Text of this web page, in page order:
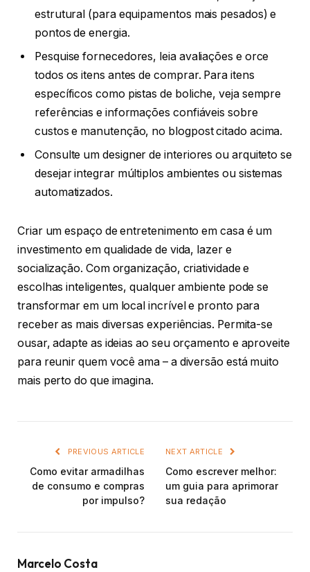
estrutural (para equipamentos mais pesados) e
pontos de energia.
Pesquise fornecedores, leia avaliações e orce
todos os itens antes de comprar. Para itens
específicos como pistas de boliche, veja sempre
referências e informações confiáveis sobre
custos e manutenção, no blogpost citado acima.
Consulte um designer de interiores ou arquiteto se
desejar integrar múltiplos ambientes ou sistemas
automatizados.
Criar um espaço de entretenimento em casa é um
investimento em qualidade de vida, lazer e
socialização. Com organização, criatividade e
escolhas inteligentes, qualquer ambiente pode se
transformar em um local incrível e pronto para
receber as mais diversas experiências. Permita-se
ousar, adapte as ideias ao seu orçamento e aproveite
para reunir quem você ama – a diversão está muito
mais perto do que imagina.
PREVIOUS ARTICLE
Como evitar armadilhas
de consumo e compras
por impulso?
NEXT ARTICLE
Como escrever melhor:
um guia para aprimorar
sua redação
Marcelo Costa